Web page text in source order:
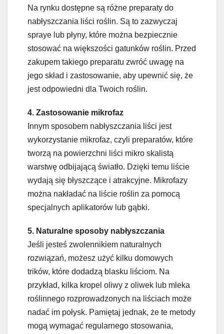
Na rynku dostępne są różne preparaty do
nabłyszczania liści roślin. Są to zazwyczaj
spraye lub płyny, które można bezpiecznie
stosować na większości gatunków roślin. Przed
zakupem takiego preparatu zwróć uwagę na
jego skład i zastosowanie, aby upewnić się, że
jest odpowiedni dla Twoich roślin.
4. Zastosowanie mikrofaz
Innym sposobem nabłyszczania liści jest
wykorzystanie mikrofaz, czyli preparatów, które
tworzą na powierzchni liści mikro skalistą
warstwę odbijającą światło. Dzięki temu liście
wydają się błyszczące i atrakcyjne. Mikrofazy
można nakładać na liście roślin za pomocą
specjalnych aplikatorów lub gąbki.
5. Naturalne sposoby nabłyszczania
Jeśli jesteś zwolennikiem naturalnych
rozwiązań, możesz użyć kilku domowych
trików, które dodadzą blasku liściom. Na
przykład, kilka kropel oliwy z oliwek lub mleka
roślinnego rozprowadzonych na liściach może
nadać im połysk. Pamiętaj jednak, że te metody
mogą wymagać regularnego stosowania,